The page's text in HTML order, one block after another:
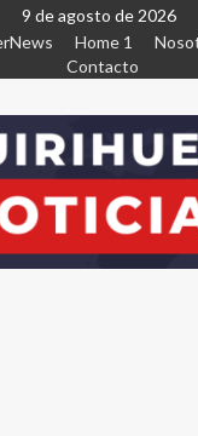
9 de agosto de 2026
Home 1
Contacto